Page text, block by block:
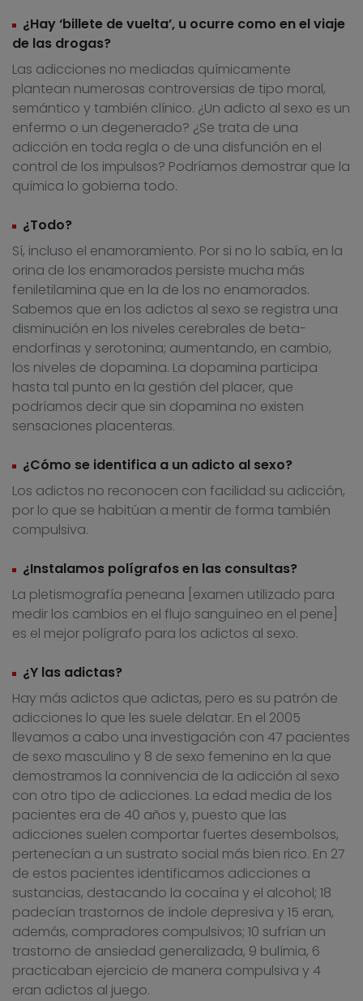
¿Hay ‘billete de vuelta’, u ocurre como en el viaje
de las drogas?
Las adicciones no mediadas químicamente
plantean numerosas controversias de tipo moral,
semántico y también clínico. ¿Un adicto al sexo es un
enfermo o un degenerado? ¿Se trata de una
adicción en toda regla o de una disfunción en el
control de los impulsos? Podríamos demostrar que la
química lo gobierna todo.
¿Todo?
Sí, incluso el enamoramiento. Por si no lo sabía, en la
orina de los enamorados persiste mucha más
feniletilamina que en la de los no enamorados.
Sabemos que en los adictos al sexo se registra una
disminución en los niveles cerebrales de beta-
endorfinas y serotonina; aumentando, en cambio,
los niveles de dopamina. La dopamina participa
hasta tal punto en la gestión del placer, que
podríamos decir que sin dopamina no existen
sensaciones placenteras.
¿Cómo se identifica a un adicto al sexo?
Los adictos no reconocen con facilidad su adicción,
por lo que se habitúan a mentir de forma también
compulsiva.
¿Instalamos polígrafos en las consultas?
La pletismografía peneana [examen utilizado para
medir los cambios en el flujo sanguíneo en el pene]
es el mejor polígrafo para los adictos al sexo.
¿Y las adictas?
Hay más adictos que adictas, pero es su patrón de
adicciones lo que les suele delatar. En el 2005
llevamos a cabo una investigación con 47 pacientes
de sexo masculino y 8 de sexo femenino en la que
demostramos la connivencia de la adicción al sexo
con otro tipo de adicciones. La edad media de los
pacientes era de 40 años y, puesto que las
adicciones suelen comportar fuertes desembolsos,
pertenecían a un sustrato social más bien rico. En 27
de estos pacientes identificamos adicciones a
sustancias, destacando la cocaína y el alcohol; 18
padecían trastornos de índole depresiva y 15 eran,
además, compradores compulsivos; 10 sufrían un
trastorno de ansiedad generalizada, 9 bulímia, 6
practicaban ejercicio de manera compulsiva y 4
eran adictos al juego.